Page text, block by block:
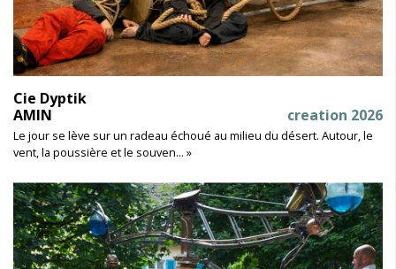
Cie Dyptik
AMIN
creation 2026
Le jour se lève sur un radeau échoué au milieu du désert. Autour, le
vent, la poussière et le souven... »